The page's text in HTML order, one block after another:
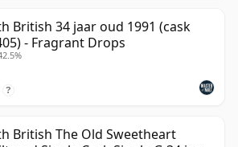
British 34 jaar oud 1991 (cask
- Fragrant Drops
?
British The Old Sweetheart